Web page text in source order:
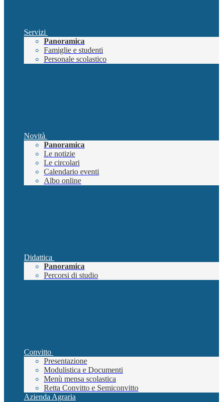
Servizi
Panoramica
Famiglie e studenti
Personale scolastico
Novità
Panoramica
Le notizie
Le circolari
Calendario eventi
Albo online
Didattica
Panoramica
Percorsi di studio
Convitto
Presentazione
Modulistica e Documenti
Menù mensa scolastica
Retta Convitto e Semiconvitto
Azienda Agraria